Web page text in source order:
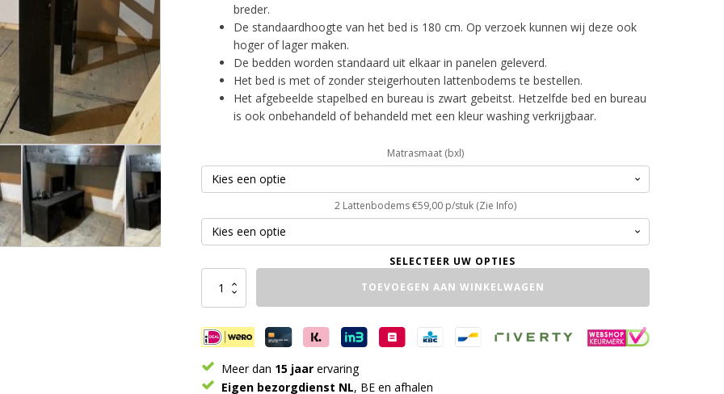
breder.
De standaardhoogte van het bed is 180 cm. Op verzoek kunnen wij deze ook
hoger of lager maken.
De bedden worden standaard uit elkaar in panelen geleverd.
Het bed is met of zonder steigerhouten lattenbodems te bestellen.
Het afgebeelde stapelbed en bureau is zwart gebeitst. Hetzelfde bed en bureau
is ook onbehandeld of behandeld met een kleur washing verkrijgbaar.
Matrasmaat (bxl)
2 Lattenbodems €59,00 p/stuk (Zie Info)
Hoogslaper
Kralendijk
persoons
Black
aantal
TOEVOEGEN AAN WINKELWAGEN
Meer dan 15 jaar ervaring
Eigen bezorgdienst NL, BE en afhalen